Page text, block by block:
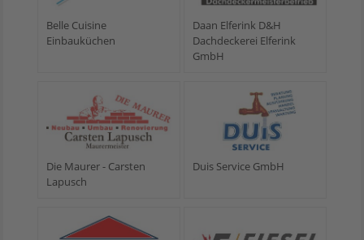
Belle Cuisine
Einbauküchen
Daan Elferink D&H
Dachdeckerei Elferink
GmbH
Die Maurer - Carsten
Lapusch
Duis Service GmbH